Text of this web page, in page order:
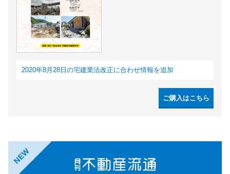
2020年8月28日の宅建業法改正に合わせ情報を追加
ご購入はこちら
NEW